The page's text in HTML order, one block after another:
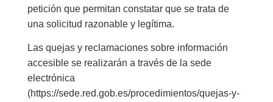
petición que permitan constatar que se trata de
una solicitud razonable y legítima.
Las quejas y reclamaciones sobre información
accesible se realizarán a través de la sede
electrónica
(https://sede.red.gob.es/procedimientos/quejas-y-